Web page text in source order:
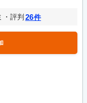
・評判 26件